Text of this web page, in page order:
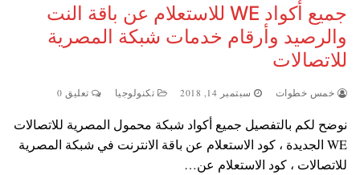
جميع أكواد WE للاستعلام عن باقة النت
والرصيد وأرقام خدمات شبكة المصرية
للاتصالات
خمس خطوات سبتمبر 14, 2018 تكنولوجيا تعليق 0
نوضح لكم بالتفصيل جميع أكواد شبكة محمول المصرية للاتصالات
WE الجديدة ، كود الاستعلام عن باقة الانترنت في شبكة المصرية
للاتصالات ، كود الاستعلام عن…